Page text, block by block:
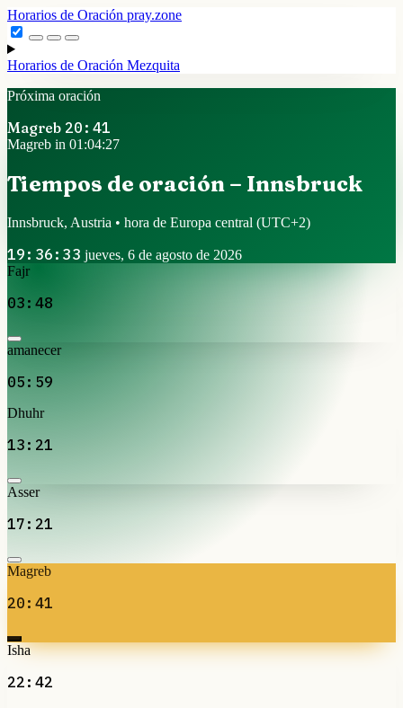
Horarios de Oración pray.zone
Horarios de Oración Mezquita
Próxima oración
Magreb 20:41
Magreb in 01:04:26
Tiempos de oración – Innsbruck
Innsbruck, Austria • hora de Europa central (UTC+2)
19:36:34 jueves, 6 de agosto de 2026
Fajr
03:48
amanecer
05:59
Dhuhr
13:21
Asser
17:21
Magreb
20:41
Isha
22:42